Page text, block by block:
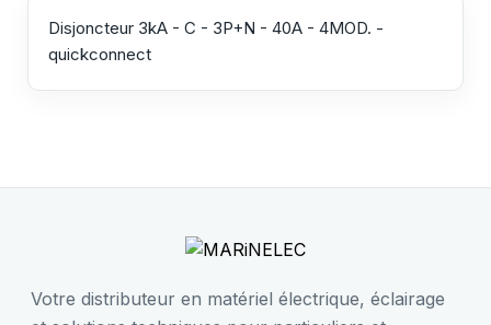
Disjoncteur 3kA - C - 3P+N - 40A - 4MOD. -
quickconnect
Votre distributeur en matériel électrique, éclairage